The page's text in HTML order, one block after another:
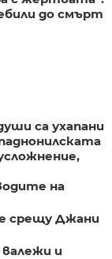
до смърт
са ухапани
на
срещу Джани
и